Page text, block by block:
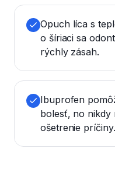
Opuch líca s
o šíriaci sa
rýchly zásah.
Ibuprofen
bolesť, no nikdy
ošetrenie príčiny.